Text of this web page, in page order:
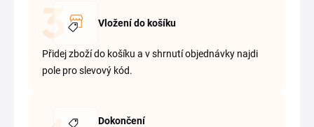
Vložení do košíku
Přidej zboží do košíku a v shrnutí objednávky najdi
pole pro slevový kód.
Dokončení